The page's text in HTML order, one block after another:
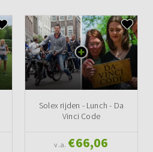
Solex rijden - Lunch - Da
Vinci Code
v.a. €66,06